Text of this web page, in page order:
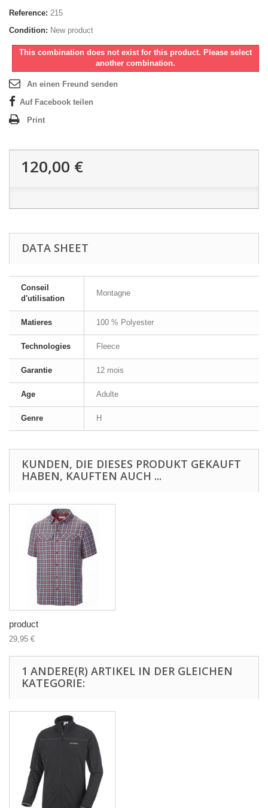
Reference: 215
Condition: New product
This combination does not exist for this product. Please select
another combination.
An einen Freund senden
Auf Facebook teilen
Print
120,00 €
DATA SHEET
Conseil
d'utilisation
Montagne
Matieres 100 % Polyester
Technologies Fleece
Garantie 12 mois
Age Adulte
Genre H
KUNDEN, DIE DIESES PRODUKT GEKAUFT
HABEN, KAUFTEN AUCH ...
product
29,95 €
1 ANDERE(R) ARTIKEL IN DER GLEICHEN
KATEGORIE: